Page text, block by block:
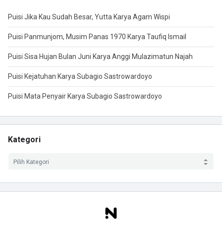
Puisi Jika Kau Sudah Besar, Yutta Karya Agam Wispi
Puisi Panmunjom, Musim Panas 1970 Karya Taufiq Ismail
Puisi Sisa Hujan Bulan Juni Karya Anggi Mulazimatun Najah
Puisi Kejatuhan Karya Subagio Sastrowardoyo
Puisi Mata Penyair Karya Subagio Sastrowardoyo
Kategori